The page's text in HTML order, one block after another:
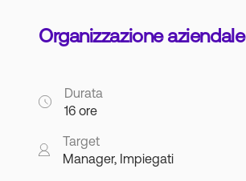
Organizzazione aziendale
Durata
16 ore
Target
Manager, Impiegati